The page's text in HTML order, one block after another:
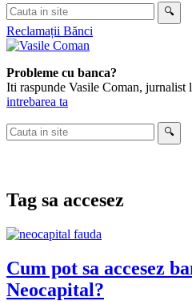
Cauta
in
site
🔍
Reclamații Bănci
Probleme cu banca?
Iti raspunde Vasile Coman, jurnalist
intrebarea ta
Cauta
in
🔍
Tag sa accesez
Cum pot sa accesez
Neocapital?